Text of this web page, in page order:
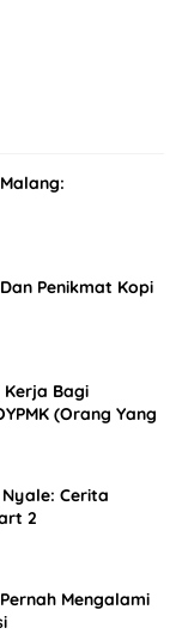
Penikmat Kopi
Kerja Bagi
(Orang Yang
Cerita
2
Mengalami